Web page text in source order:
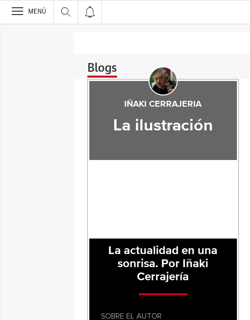
>
MENÚ
Blogs
IÑAKI CERRAJERIA
La ilustración
La actualidad en una
sonrisa. Por Iñaki
Cerrajería
SOBRE EL AUTOR